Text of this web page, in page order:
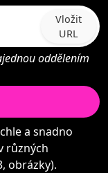
Vložit
URL
oddělením
a snadno
různých
obrázky).